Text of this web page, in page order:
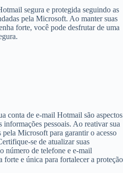
segura e protegida seguindo as
pela Microsoft. Ao manter suas
forte, você pode desfrutar de uma
conta de e-mail Hotmail são aspectos
informações pessoais. Ao reativar sua
pela Microsoft para garantir o acesso
se de atualizar suas
número de telefone e e-mail
forte e única para fortalecer a proteção